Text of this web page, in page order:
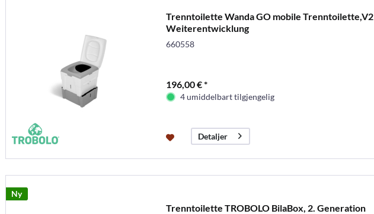
Trenntoilette Wanda GO mobile Trenntoilette,V2
Weiterentwicklung
660558
196,00 € *
4 umiddelbart tilgjengelig
Detaljer
Ny
Trenntoilette TROBOLO BilaBox, 2. Generation